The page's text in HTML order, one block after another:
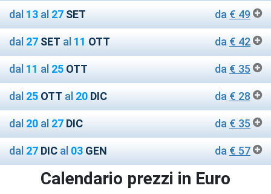
dal 13 al 27 SET da € 49
dal 27 SET al 11 OTT da € 42
dal 11 al 25 OTT da € 35
dal 25 OTT al 20 DIC da € 28
dal 20 al 27 DIC da € 35
dal 27 DIC al 03 GEN da € 57
Calendario prezzi in Euro